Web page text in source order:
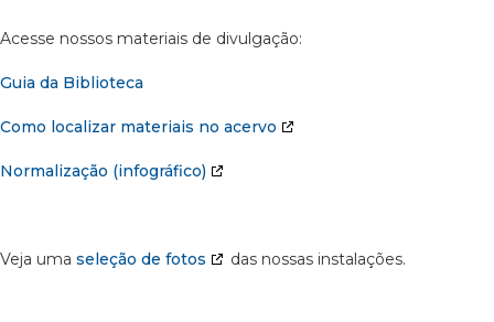
Acesse nossos materiais de divulgação:
Guia da Biblioteca
Como localizar materiais no acervo
Normalização (infográfico)
Veja uma seleção de fotos das nossas instalações.